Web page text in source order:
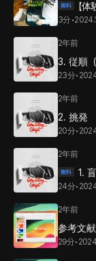
【
3分•
2年前
3. 従順（
23分•
2年前
2. 挑発
20分•
2年前
1.
24分•
2年前
参考文献
29分•